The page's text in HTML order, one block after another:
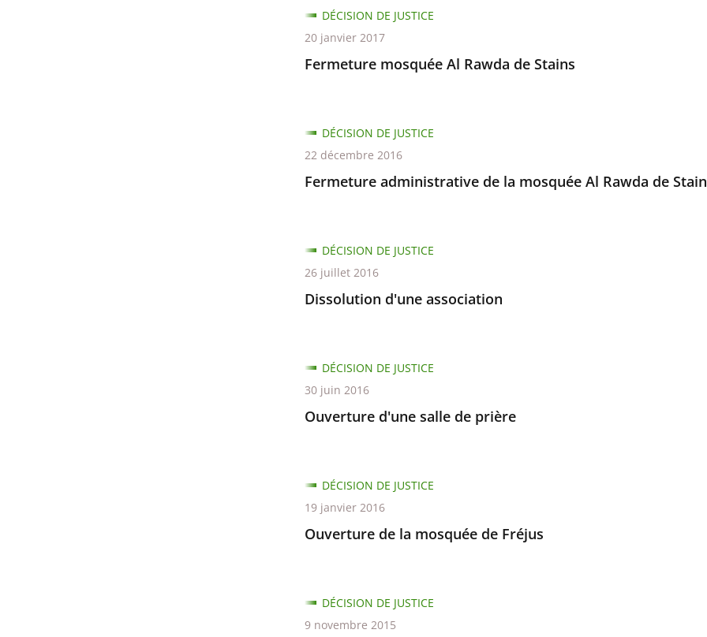
Fermeture mosquée Al Rawda de Stains
DÉCISION DE JUSTICE
20 janvier 2017
Fermeture administrative de la mosquée Al Rawda de
DÉCISION DE JUSTICE
22 décembre 2016
Dissolution d'une association
DÉCISION DE JUSTICE
26 juillet 2016
Ouverture d'une salle de prière
DÉCISION DE JUSTICE
30 juin 2016
Ouverture de la mosquée de Fréjus
DÉCISION DE JUSTICE
19 janvier 2016
DÉCISION DE JUSTICE
9 novembre 2015